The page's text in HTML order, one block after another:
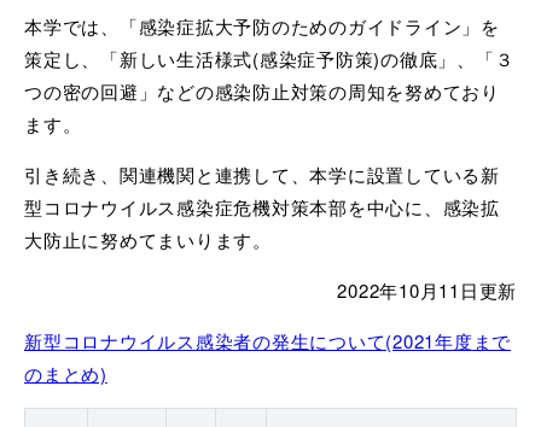
本学では、「感染症拡大予防のためのガイドライン」を
策定し、「新しい生活様式(感染症予防策)の徹底」、「３
つの密の回避」などの感染防止対策の周知を努めており
ます。
引き続き、関連機関と連携して、本学に設置している新
型コロナウイルス感染症危機対策本部を中心に、感染拡
大防止に努めてまいります。
2022年10月11 日更新
新型コロナウイルス感染者の発生について(2021年度まで
のまとめ)